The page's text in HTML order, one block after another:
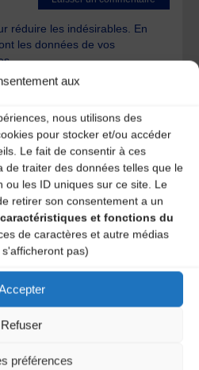
aux
nous utilisons des
pour stocker et/ou accéder
Le fait de consentir à ces
de traiter des données telles que le
ou les ID uniques sur ce site. Le
retirer son consentement a un
et fonctions du
de caractères et autre médias
pas)
Refuser
préférences
réduire les indésirables. En
les données de vos
.
:
des musiques Trad'